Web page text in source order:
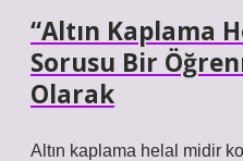
“Altın Kaplama
Sorusu Bir
Olarak
Altın kaplama helal midir